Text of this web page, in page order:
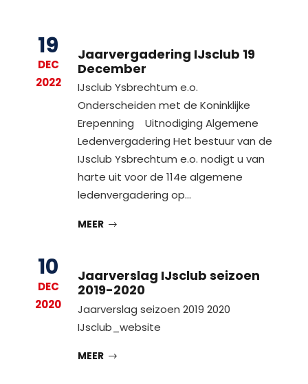
19
DEC
2022
Jaarvergadering IJsclub 19
December
IJsclub Ysbrechtum e.o.
Onderscheiden met de Koninklijke
Erepenning Uitnodiging Algemene
Ledenvergadering Het bestuur van de
IJsclub Ysbrechtum e.o. nodigt u van
harte uit voor de 114e algemene
ledenvergadering op…
MEER
10
DEC
2020
Jaarverslag IJsclub seizoen
2019-2020
Jaarverslag seizoen 2019 2020
IJsclub_website
MEER